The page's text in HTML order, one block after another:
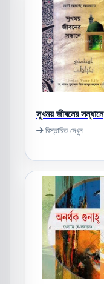
সুখময় জীবনের সন্ধানে
বিস্তারিত দেখুন